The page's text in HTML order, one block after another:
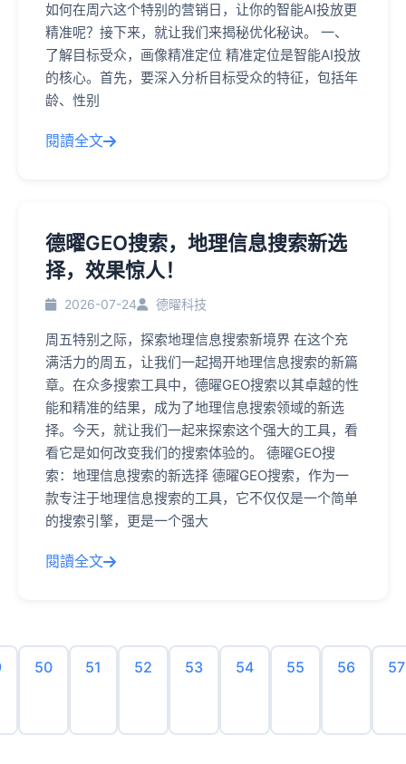
如何在周六这个特别的营销日，让你的智能AI投放更
精准呢？接下来，就让我们来揭秘优化秘诀。 一、
了解目标受众，画像精准定位 精准定位是智能AI投放
的核心。首先，要深入分析目标受众的特征，包括年
龄、性别
閱讀全文
德曜GEO搜索，地理信息搜索新选
择，效果惊人！
2026-07-24 德曜科技
周五特别之际，探索地理信息搜索新境界 在这个充
满活力的周五，让我们一起揭开地理信息搜索的新篇
章。在众多搜索工具中，德曜GEO搜索以其卓越的性
能和精准的结果，成为了地理信息搜索领域的新选
择。今天，就让我们一起来探索这个强大的工具，看
看它是如何改变我们的搜索体验的。 德曜GEO搜
索：地理信息搜索的新选择 德曜GEO搜索，作为一
款专注于地理信息搜索的工具，它不仅仅是一个简单
的搜索引擎，更是一个强大
閱讀全文
50 51 52 53 54 55 56 57